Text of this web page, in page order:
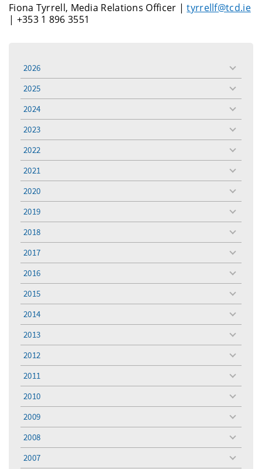
Fiona Tyrrell, Media Relations Officer |tyrrellf@tcd.ie
| +353 1 896 3551
2026
toggle
menu
2025
toggle
menu
2024
toggle
menu
2023
toggle
menu
2022
toggle
menu
2021
toggle
menu
2020
toggle
menu
2019
toggle
menu
2018
toggle
menu
2017
toggle
menu
2016
toggle
menu
2015
toggle
menu
2014
toggle
menu
2013
toggle
menu
2012
toggle
menu
2011
toggle
menu
2010
toggle
menu
2009
toggle
menu
2008
toggle
menu
2007
toggle